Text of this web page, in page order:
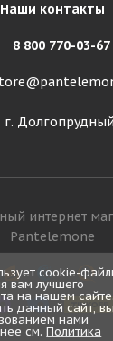
Наши контакты
8 800 770-03-67
г.
интернет
Pantelemone
cookie-
вам лучшего
на нашем сайте.
данный сайт, вы
нами
см.Политика